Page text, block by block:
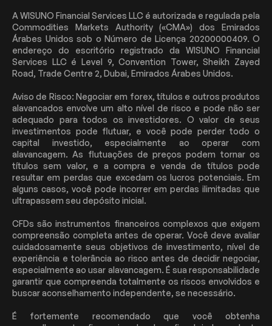
A WISUNO Financial Services LLC é autorizada e regulada pela
Commodities Markets Authority («CMA») dos Emirados
Árabes Unidos sob o Número de Licença 20200000409. O
endereço do escritório registrado da WISUNO Financial
Services LLC é Level 9, Convention Tower, Sheikh Zayed
Road, Trade Centre 2, Dubai, Emirados Árabes Unidos.
Aviso de Risco: Negociar em forex, títulos e outros produtos
alavancados envolve um alto nível de risco e pode não ser
adequado para todos os investidores. O valor de seus
investimentos pode flutuar, e você pode perder todo o
capital investido, especialmente ao operar com
alavancagem. As flutuações de preços podem tornar os
títulos sem valor, e a compra e venda de títulos pode
resultar em perdas que excedam os lucros potenciais. Em
alguns casos, você pode incorrer em perdas ilimitadas que
ultrapassem seu depósito inicial.
CFDs são instrumentos financeiros complexos que exigem
compreensão completa antes de operar. Você deve avaliar
cuidadosamente seus objetivos de investimento, nível de
experiência e tolerância ao risco antes de decidir negociar,
especialmente ao usar alavancagem. É sua responsabilidade
garantir que compreenda totalmente os riscos envolvidos e
buscar aconselhamento independente, se necessário.
É fortemente recomendado que você obtenha